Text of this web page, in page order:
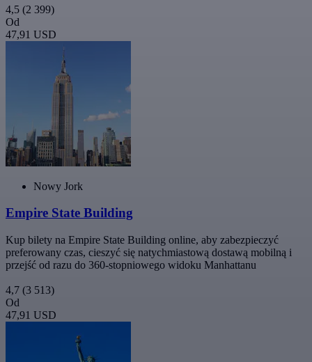
4,5 (2 399)
Od
47,91 USD
Nowy Jork
Empire State Building
Kup bilety na Empire State Building online, aby zabezpieczyć
preferowany czas, cieszyć się natychmiastową dostawą mobilną i
przejść od razu do 360-stopniowego widoku Manhattanu
4,7 (3 513)
Od
47,91 USD